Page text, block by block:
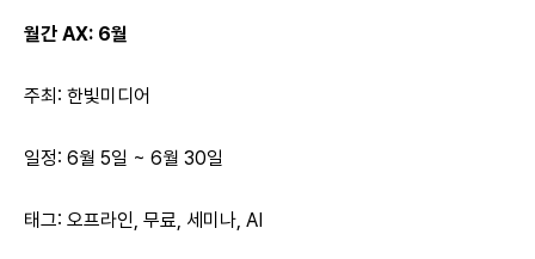
월간 AX: 6월
주최: 한빛미디어
일정: 6월 5일 ~ 6월 30일
태그: 오프라인, 무료, 세미나, AI